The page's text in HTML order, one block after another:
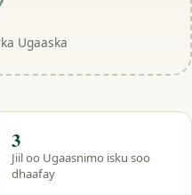
Ugaaska
Jiil oo Ugaasnimo isku soo
dhaafay
3